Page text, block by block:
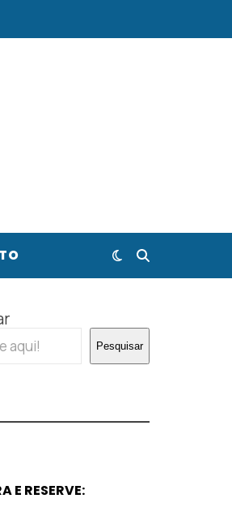
,SINGAPURA,TAILÂNDIA
Pesquisar
E RESERVE: